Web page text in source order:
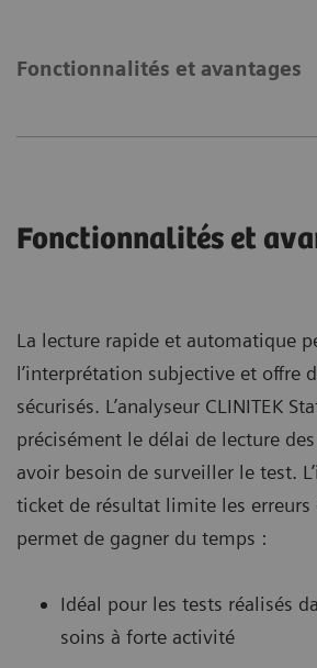
Fonctionnalités et avantages
Fonctionnalités et
La lecture rapide et automatique
l’interprétation subjective et offre
sécurisés. L’analyseur CLINITEK
précisément le délai de lecture
avoir besoin de surveiller le test.
ticket de résultat limite les
permet de gagner du temps :
Idéal pour les tests réalisés
soins à forte activité